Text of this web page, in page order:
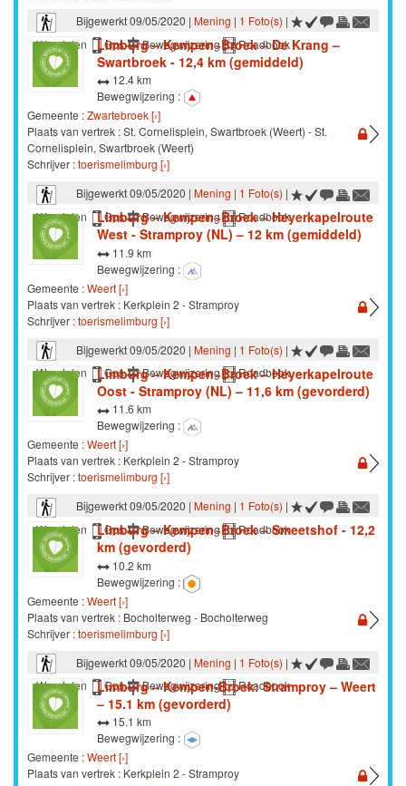
Bijgewerkt 09/05/2020 | Mening | 1 Foto(s) |
Wandelen
Gps Bewegwijzering Roadbook
Limburg – Kempen~Broek – De Krang –
Swartbroek - 12,4 km (gemiddeld)
12.4 km
Bewegwijzering :
Gemeente :Zwartebroek [›]
Plaats van vertrek : St. Cornelisplein, Swartbroek (Weert) - St.
Cornelisplein, Swartbroek (Weert)
Schrijver :toerismelimburg [›]
Bijgewerkt 09/05/2020 | Mening | 1 Foto(s) |
Wandelen
Gps Bewegwijzering Roadbook
Limburg – Kempen~Broek – Heyerkapelroute
West - Stramproy (NL) – 12 km (gemiddeld)
11.9 km
Bewegwijzering :
Gemeente :Weert [›]
Plaats van vertrek : Kerkplein 2 - Stramproy
Schrijver :toerismelimburg [›]
Bijgewerkt 09/05/2020 | Mening | 1 Foto(s) |
Wandelen
Gps Bewegwijzering Roadbook
Limburg – Kempen~Broek – Heyerkapelroute
Oost - Stramproy (NL) – 11,6 km (gevorderd)
11.6 km
Bewegwijzering :
Gemeente :Weert [›]
Plaats van vertrek : Kerkplein 2 - Stramproy
Schrijver :toerismelimburg [›]
Bijgewerkt 09/05/2020 | Mening | 1 Foto(s) |
Wandelen
Gps Bewegwijzering Roadbook
Limburg – Kempen~Broek – Smeetshof - 12,2
km (gevorderd)
10.2 km
Bewegwijzering :
Gemeente :Weert [›]
Plaats van vertrek : Bocholterweg - Bocholterweg
Schrijver :toerismelimburg [›]
Bijgewerkt 09/05/2020 | Mening | 1 Foto(s) |
Wandelen
Gps Bewegwijzering Roadbook
Limburg – Kempen-Broek: Stramproy – Weert
– 15.1 km (gevorderd)
15.1 km
Bewegwijzering :
Gemeente :Weert [›]
Plaats van vertrek : Kerkplein 2 - Stramproy